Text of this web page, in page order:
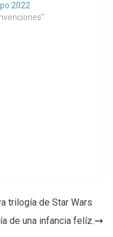
2022
trilogía de Star Wars
de una infancia felíz.